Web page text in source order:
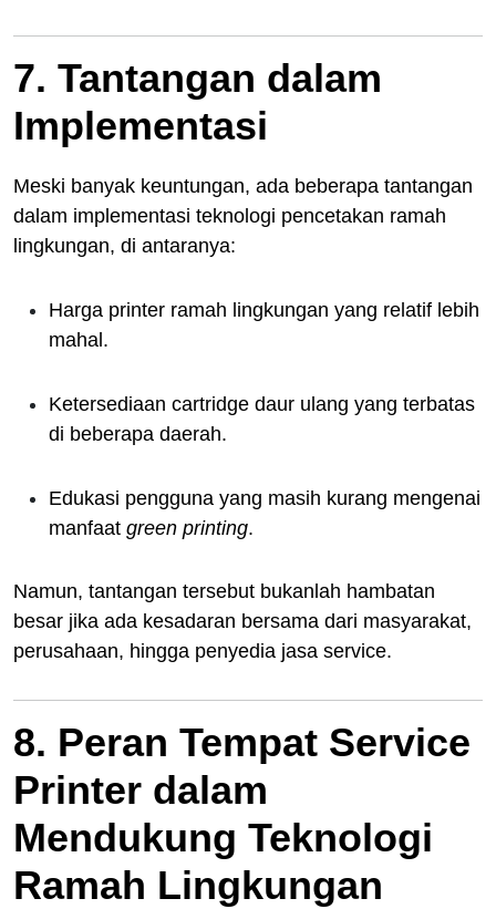
7. Tantangan dalam
Implementasi
Meski banyak keuntungan, ada beberapa tantangan
dalam implementasi teknologi pencetakan ramah
lingkungan, di antaranya:
Harga printer ramah lingkungan yang relatif lebih
mahal.
Ketersediaan cartridge daur ulang yang terbatas
di beberapa daerah.
Edukasi pengguna yang masih kurang mengenai
manfaat green printing.
Namun, tantangan tersebut bukanlah hambatan
besar jika ada kesadaran bersama dari masyarakat,
perusahaan, hingga penyedia jasa service.
8. Peran Tempat Service
Printer dalam
Mendukung Teknologi
Ramah Lingkungan